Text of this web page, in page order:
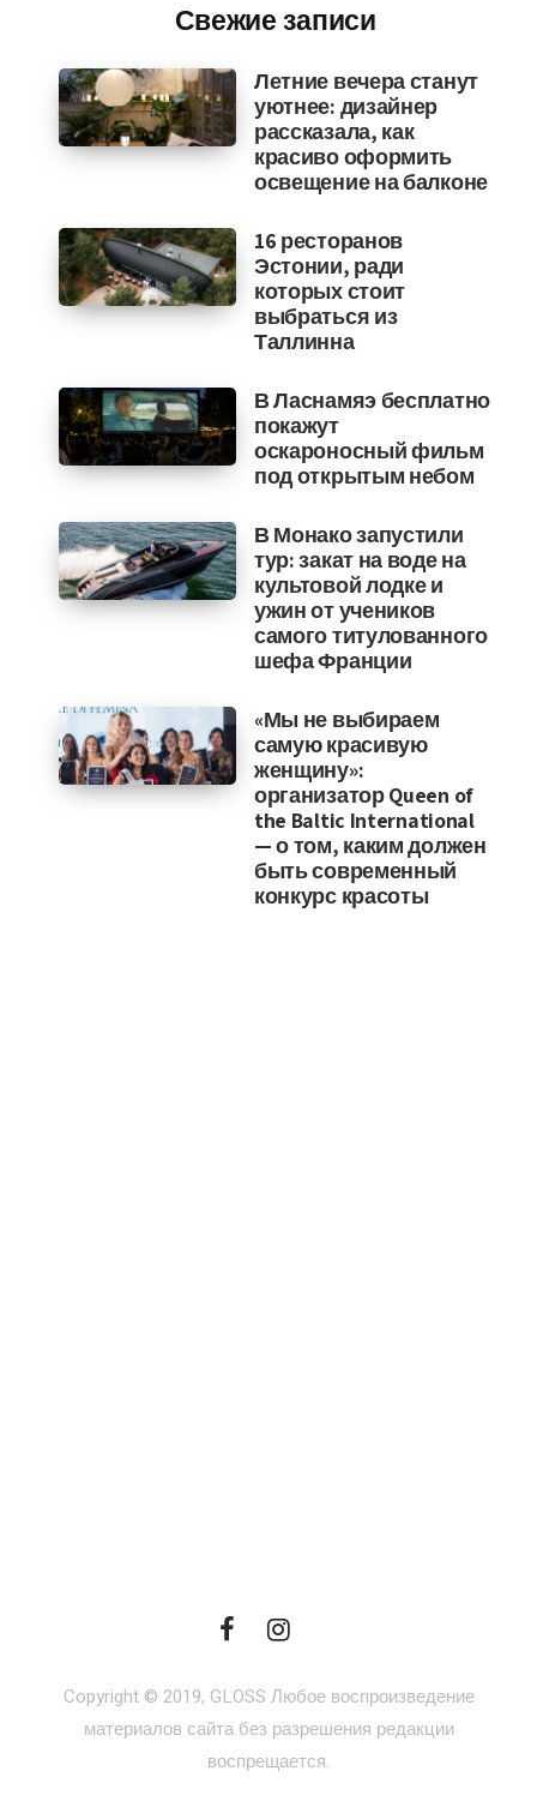
Свежие записи
Летние вечера станут
уютнее: дизайнер
рассказала, как
красиво оформить
освещение на балконе
16 ресторанов
Эстонии, ради
которых стоит
выбраться из
Таллинна
В Ласнамяэ бесплатно
покажут
оскароносный фильм
под открытым небом
В Монако запустили
тур: закат на воде на
культовой лодке и
ужин от учеников
самого титулованного
шефа Франции
«Мы не выбираем
самую красивую
женщину»:
организатор Queen of
the Baltic International
— о том, каким должен
быть современный
конкурс красоты
Copyright © 2019, GLOSS Любое воспроизведение
материалов сайта без разрешения редакции
воспрещается.